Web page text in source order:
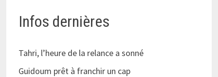
Infos dernières
Tahri, l’heure de la relance a sonné
Guidoum prêt à franchir un cap